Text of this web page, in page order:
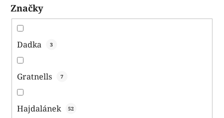
Značky
Dadka 3
Gratnells 7
Hajdalánek 52